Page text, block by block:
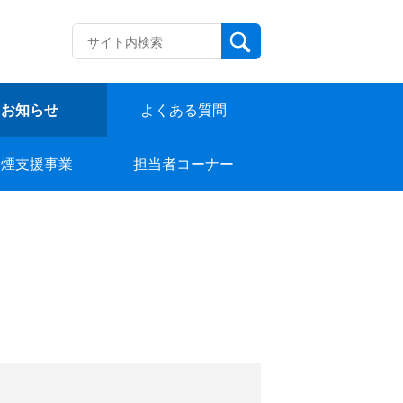
お知らせ よくある質問
支援事業 担当者コーナー